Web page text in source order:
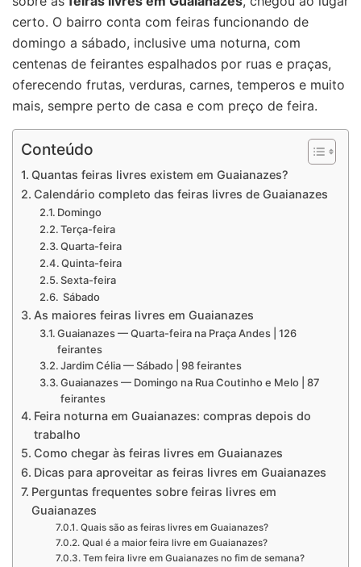
certo. O bairro conta com feiras funcionando de
domingo a sábado, inclusive uma noturna, com
centenas de feirantes espalhados por ruas e praças,
oferecendo frutas, verduras, carnes, temperos e muito
mais, sempre perto de casa e com preço de feira.
Conteúdo
Quantas feiras livres existem em Guaianazes?
Calendário completo das feiras livres de Guaianazes
Domingo
Terça-feira
Quarta-feira
Quinta-feira
Sexta-feira
Sábado
As maiores feiras livres em Guaianazes
Guaianazes — Quarta-feira na Praça Andes | 126
feirantes
Jardim Célia — Sábado | 98 feirantes
Guaianazes — Domingo na Rua Coutinho e Melo | 87
feirantes
Feira noturna em Guaianazes: compras depois do
trabalho
Como chegar às feiras livres em Guaianazes
Dicas para aproveitar as feiras livres em Guaianazes
Perguntas frequentes sobre feiras livres em
Guaianazes
Quais são as feiras livres em Guaianazes?
Qual é a maior feira livre em Guaianazes?
Tem feira livre em Guaianazes no fim de semana?